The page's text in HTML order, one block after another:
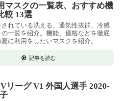
マスクの一覧表、おすすめ機
較 13選
れている洗える、通気性抜群、冷感
一覧を紹介。機能、価格などを徹底
に利用をしたいマスクを紹介。
記事を読む
リーグ V1 外国人選手 2020-